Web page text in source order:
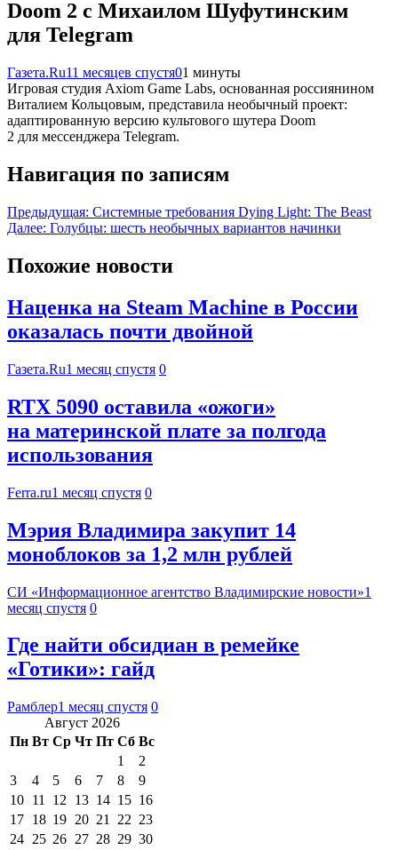
Doom 2 c Михаилом Шуфутинским
для Telegram
Газета.Ru11 месяцев спустя01 минуты
Игровая студия Axiom Game Labs, основанная россиянином
Виталием Кольцовым, представила необычный проект:
адаптированную версию культового шутера Doom
2 для мессенджера Telegram.
Навигация по записям
Предыдущая: Системные требования Dying Light: The Beast
Далее: Голубцы: шесть необычных вариантов начинки
Похожие новости
Наценка на Steam Machine в России
оказалась почти двойной
Газета.Ru1 месяц спустя 0
RTX 5090 оставила «ожоги»
на материнской плате за полгода
использования
Ferra.ru1 месяц спустя 0
Мэрия Владимира закупит 14
моноблоков за 1,2 млн рублей
СИ «Информационное агентство Владимирские новости»1
месяц спустя 0
Где найти обсидиан в ремейке
«Готики»: гайд
Рамблер1 месяц спустя 0
Август 2026
Пн Вт Ср Чт Пт Сб Вс
1
2
3
4 5 6 7 8
9
10 11 12 13 14 15 16
17 18 19 20 21 22 23
24 25 26 27 28 29 30